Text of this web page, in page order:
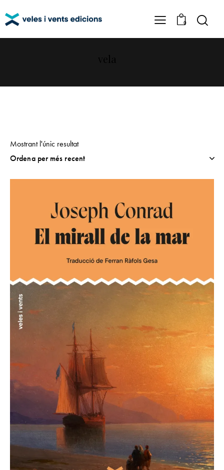
0
Mostrant l'únic resultat